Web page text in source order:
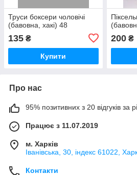
Труси боксери чоловічі
(бавовна, хакі) 48
135 ₴
Купити
200₴
Про нас
95% позитивних з 20 відгуків за
Працює з 11.07.2019
м. Харків
Іванівська, 30, індекс 61022,
Контакти